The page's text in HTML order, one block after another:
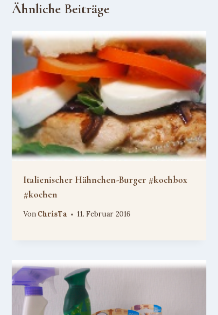
Ähnliche Beiträge
Italienischer Hähnchen-Burger #kochbox
#kochen
Von ChrisTa 11. Februar 2016